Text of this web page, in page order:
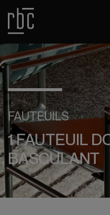
FAUTEUILS
1 FAUTEUIL
BASCULANT